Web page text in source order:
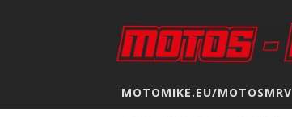
MOTOMIKE.EU/MOTOSMRV